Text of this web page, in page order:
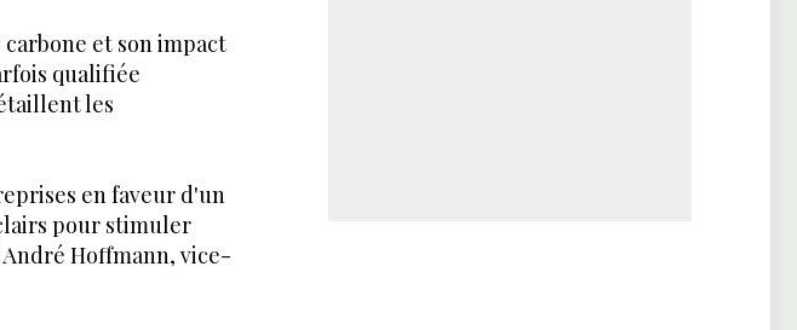
et son impact
qualifiée
les
en faveur d'un
pour stimuler
Hoffmann, vice-